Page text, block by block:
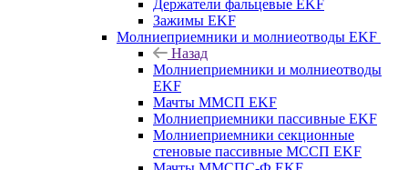
Держатели фальцевые EKF
Зажимы EKF
Молниеприемники и молниеотводы EKF
Назад
Молниеприемники и молниеотводы
EKF
Мачты ММСП EKF
Молниеприемники пассивные EKF
Молниеприемники секционные
стеновые пассивные МССП EKF